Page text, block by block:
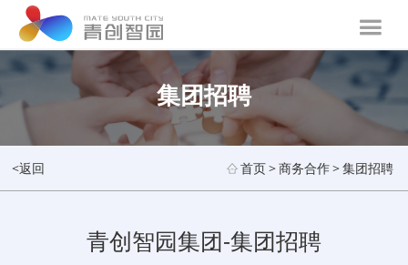
集团招聘
<返回 首页>商务合作>集团招聘
青创智园集团-集团招聘